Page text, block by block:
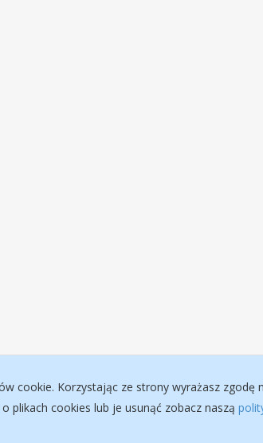
cookie. Korzystając ze strony wyrażasz
plikach cookies lub je usunąć zobacz naszą